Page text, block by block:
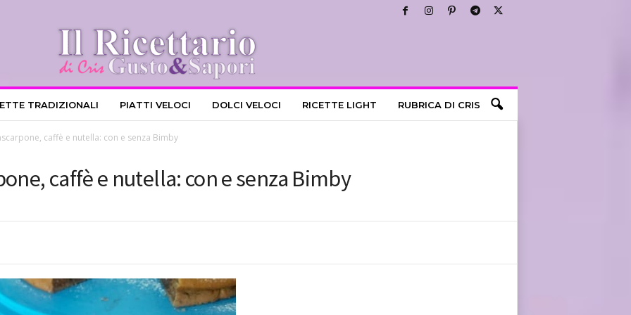
TRADIZIONALI PIATTI VELOCI DOLCI VELOCI RICETTE LIGHT RUBRICA DI CRIS
caffè e nutella: con e senza Bimby
caffè e nutella: con e senza Bimby